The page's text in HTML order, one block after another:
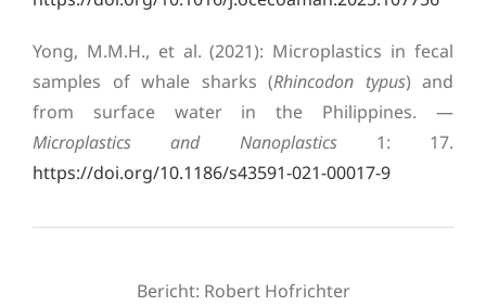
Yong, M.M.H., et al. (2021): Microplastics in fecal
samples of whale sharks (Rhincodon typus) and
from surface water in the Philippines. —
Microplastics and Nanoplastics1: 17.
https://doi.org/10.1186/s43591-021-00017-9
Bericht: Robert Hofrichter